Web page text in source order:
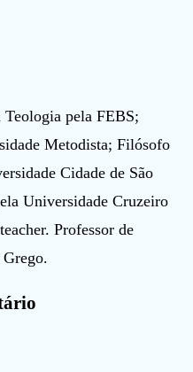
pela FEBS;
Metodista; Filósofo
Cidade de São
Universidade Cruzeiro
Professor de